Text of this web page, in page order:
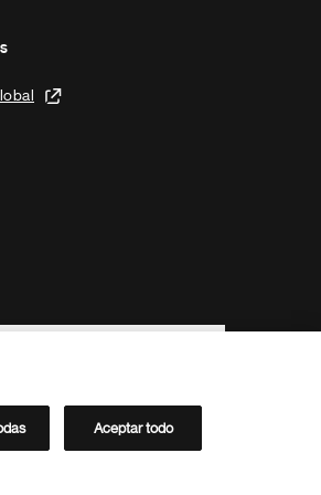
Directorio de Novartis
Aceptar todo